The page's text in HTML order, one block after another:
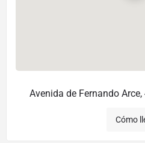
Avenida de Fernando
Cómo